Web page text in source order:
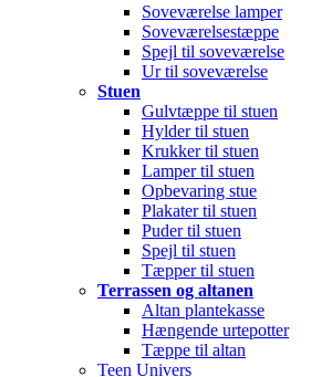
Soveværelse lamper
Soveværelsestæppe
Spejl til soveværelse
Ur til soveværelse
Stuen
Gulvtæppe til stuen
Hylder til stuen
Krukker til stuen
Lamper til stuen
Opbevaring stue
Plakater til stuen
Puder til stuen
Spejl til stuen
Tæpper til stuen
Terrassen og altanen
Altan plantekasse
Hængende urtepotter
Tæppe til altan
Teen Univers